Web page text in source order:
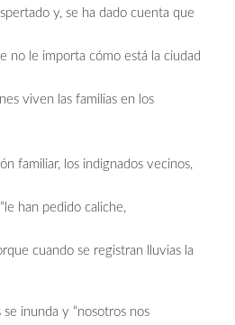
y, se ha dado cuenta que
no le importa cómo está la ciudad
viven las familias en los
familiar, los indignados vecinos,
han pedido caliche,
cuando se registran lluvias la
inunda y “nosotros nos